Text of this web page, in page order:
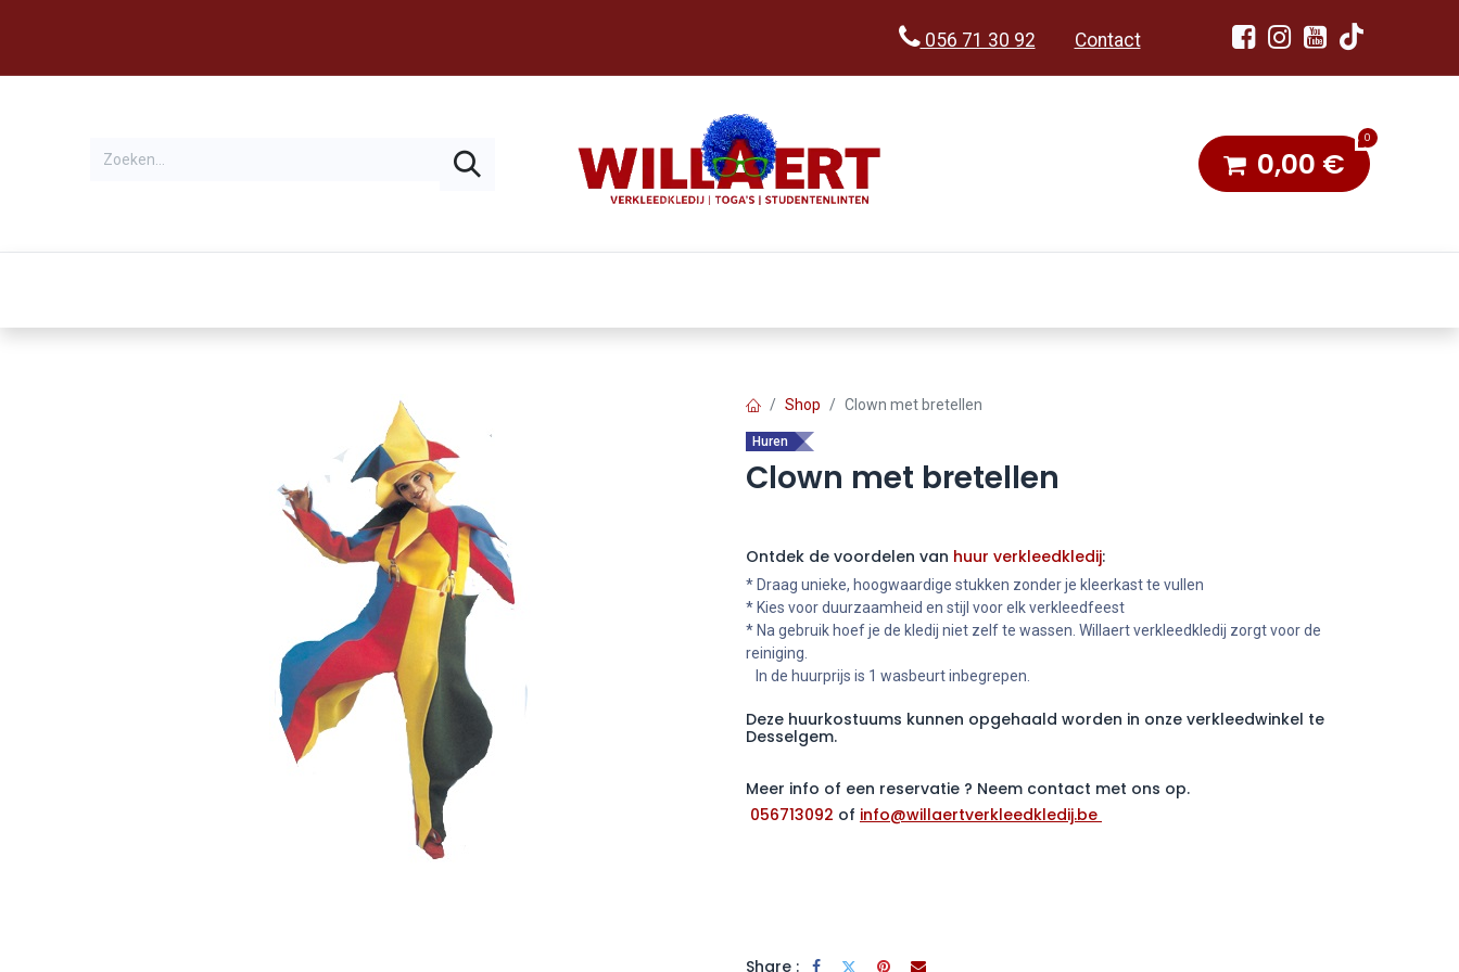
056 71 30 92 Contact
0
0,00 €
Shop Clown met bretellen
Huren
Clown met bretellen
Ontdek de voordelen van huur verkleedkledij:
* Draag unieke, hoogwaardige stukken zonder je kleerkast te vullen
* Kies voor duurzaamheid en stijl voor elk verkleedfeest
* Na gebruik hoef je de kledij niet zelf te wassen. Willaert verkleedkledij zorgt voor de
reiniging.
In de huurprijs is 1 wasbeurt inbegrepen.
Deze huurkostuums kunnen opgehaald worden in onze verkleedwinkel te
Desselgem.
Meer info of een reservatie ? Neem contact met ons op.
056713092 of info@willaertverkleedkledij.be
Share :